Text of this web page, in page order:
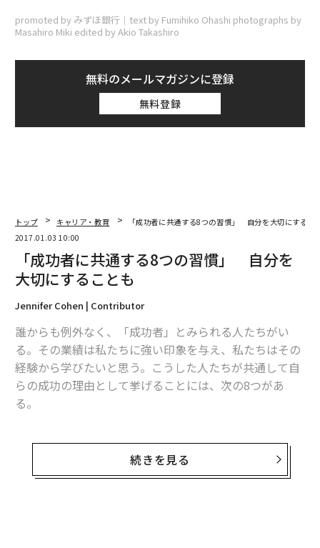
promoted by みずほ銀行｜text by Fumihiko Ohashi photographs by
Masahiro Miki edited by Akio Takashiro
無料のメールマガジンに登録
無料登録
トップ キャリア・教育
「成功者に共通する8つの習慣」 自分を大切にするこ
2017.01.03 10:00
「成功者に共通する8つの習慣」 自分を
大切にすることも
Jennifer Cohen | Contributor
誰からも例外なく、「成功者」とみられる人たちがい
る。その業績は私たちに強い印象を与え、私たちはその
経験から学びたいと思う。こうした人たちが共通して自
らの成功の理由として挙げることには、次の8つがあ
る。
1. 継続する
成功と機会は懸命の努力とよく似ている。自分が進めて
続きを見る